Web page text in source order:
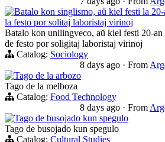
Batalo kon singlismo, aŭ kiel festi la
la festo por solitaj laboristaj virinoj
Batalo kon unilingveco, aŭ kiel festi 20-an
de festo por soligitaj laboristaj virinoj
Catalog: Sociology
8 days ago · From
Tago de la arbozo
Tago de la melboza
Catalog: Food Technology
8 days ago · From
Tago de busojado kun spegulo
Tago de busojado kun spegulo
Catalog: Cultural Studies